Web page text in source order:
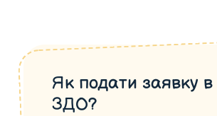
Як подати заявку в
ЗДО?